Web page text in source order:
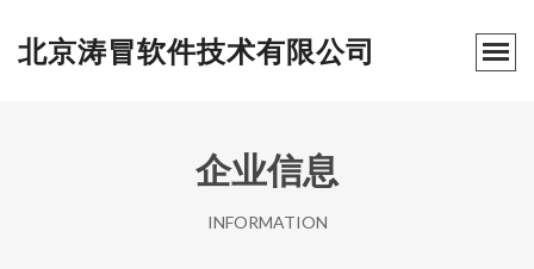
北京涛冒软件技术有限公司
企业信息
INFORMATION